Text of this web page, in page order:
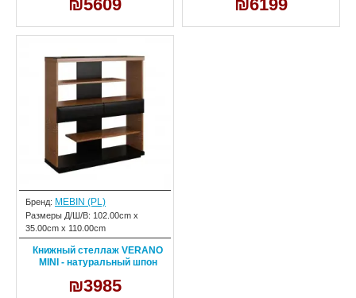
₪5609 ₪6199
Бренд: MEBIN (PL)
Размеры Д/Ш/В: 102.00cm x
35.00cm x 110.00cm
Книжный стеллаж VERANO
MINI - натуральный шпон
₪3985